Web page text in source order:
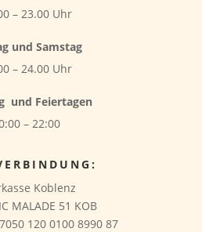
– 23.00 Uhr
und Samstag
– 24.00 Uhr
und Feiertagen
– 22:00
Koblenz
MALADE 51 KOB
120 0100 8990 87